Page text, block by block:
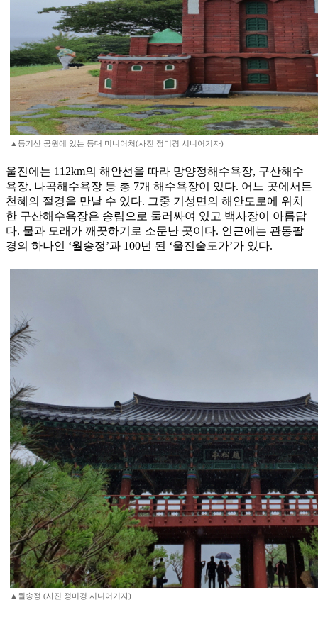
▲등기산 공원에 있는 등대 미니어처(사진 정미경 시니어기자)
울진에는 112km의 해안선을 따라 망양정해수욕장, 구산해수
욕장, 나곡해수욕장 등 총 7개 해수욕장이 있다. 어느 곳에서든
천혜의 절경을 만날 수 있다. 그중 기성면의 해안도로에 위치
한 구산해수욕장은 송림으로 둘러싸여 있고 백사장이 아름답
다. 물과 모래가 깨끗하기로 소문난 곳이다. 인근에는 관동팔
경의 하나인 ‘월송정’과 100년 된 ‘울진술도가’가 있다.
▲월송정 (사진 정미경 시니어기자)